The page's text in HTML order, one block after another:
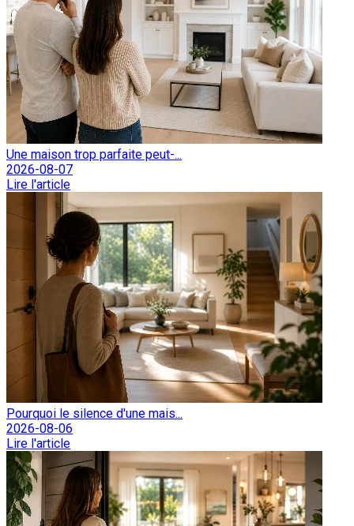
Une maison trop parfaite peut-...
2026-08-07
Lire l'article
Pourquoi le silence d'une mais...
2026-08-06
Lire l'article